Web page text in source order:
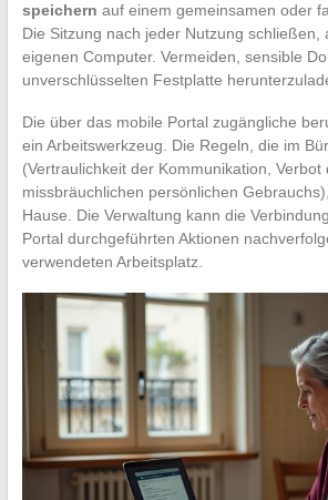
speichern auf einem gemeinsamen oder
Die Sitzung nach jeder Nutzung schließen,
eigenen Computer. Vermeiden, sensible
unverschlüsselten Festplatte
Die über das mobile Portal zugängliche
ein Arbeitswerkzeug. Die Regeln, die im
(Vertraulichkeit der Kommunikation, Verbot
missbräuchlichen persönlichen
Hause. Die Verwaltung kann die
Portal durchgeführten Aktionen
verwendeten Arbeitsplatz.